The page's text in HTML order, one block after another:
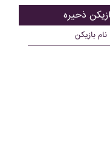
نام بازیکن